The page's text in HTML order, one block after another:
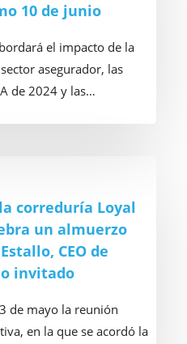
10 de junio
el impacto de la
asegurador, las
de 2024 y las…
correduría Loyal
un almuerzo
CEO de
invitado
de mayo la reunión
en la que se acordó la